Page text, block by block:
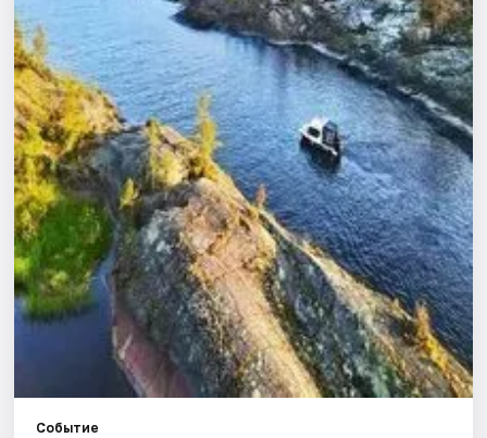
Города
Площадки
Артисты
Рейтинги
Событие